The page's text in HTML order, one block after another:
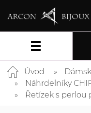
Úvod
Náhrdelníky
Řetízek s perlou